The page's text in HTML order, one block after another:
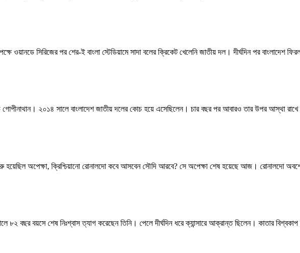
ওয়ানডে সিরিজের পর শের-ই বাংলা স্টেডিয়ামে সাদা বলের ক্রিকেট খেলেনি জাতীয় দল। দীর্ঘদিন পর বাংলাদেশ
গোপীনাথান। ২০১৪ সালে বাংলাদেশ জাতীয় দলের কোচ হয়ে এসেছিলেন। চার বছর পর আবারও তার উপর আস্থা
অপেক্ষা, ক্রিশ্চিয়ানো রোনালদো কবে আসবেন সৌদি আরবে? সে অপেক্ষা শেষ হয়েছে আজ। রোনালদো
বছর বয়সে শেষ নিঃশ্বাস ত্যাগ করেছেন তিনি। পেলে দীর্ঘদিন ধরে ক্যান্সারে আক্রান্ত ছিলেন। কাতার বিশ্বকাপ